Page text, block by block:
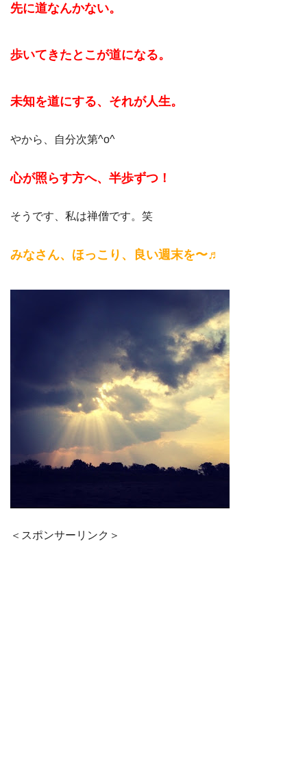
先に道なんかない。
歩いてきたとこが道になる。
未知を道にする、それが人生。
やから、自分次第^o^
心が照らす方へ、半歩ずつ！
そうです、私は禅僧です。笑
みなさん、ほっこり、良い週末を〜♬
＜スポンサーリンク＞